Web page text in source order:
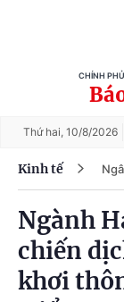
CHÍNH
Thứ hai, 10/8/2026
Kinh tế
Ngành
chiến
khơi